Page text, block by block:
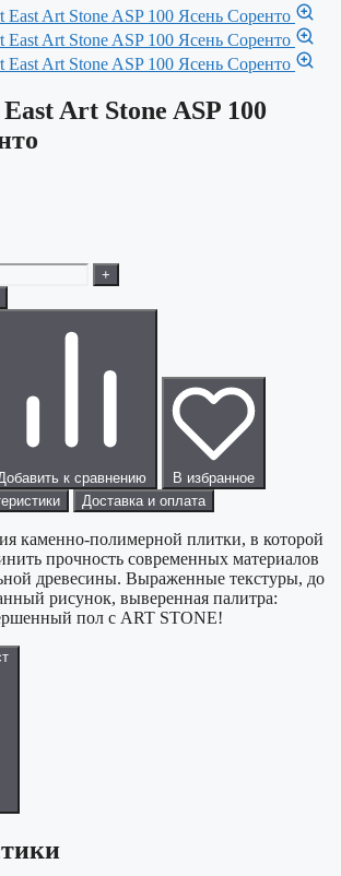
Art Stone ASP 100
+
к сравнению
В избранное
Доставка и оплата
каменно-полимерной плитки, в которой
прочность современных материалов
древесины. Выраженные текстуры, до
рисунок, выверенная палитра:
пол с ART STONE!